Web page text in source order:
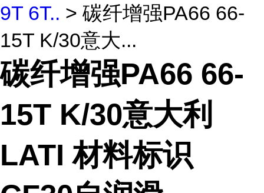
9T 6T.. > 碳纤增强PA66 66-
15T K/30意大...
碳纤增强PA66 66-
15T K/30意大利
LATI 材料标识